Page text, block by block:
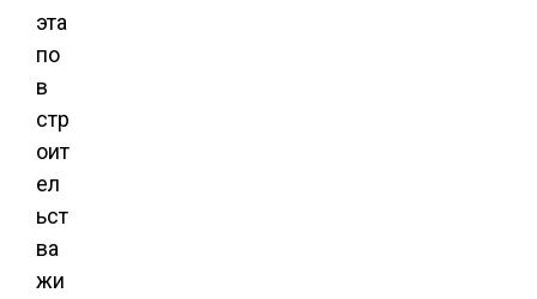
эта
по
в
стр
оит
ел
ьст
ва
жи